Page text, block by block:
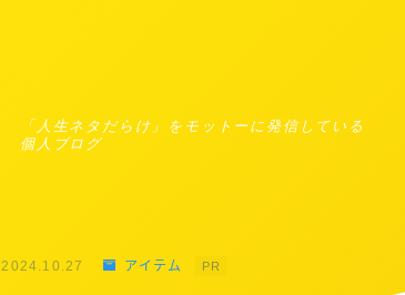
「人生ネタだらけ」をモットーに発信している
個人ブログ
2024.10.27 アイテム PR